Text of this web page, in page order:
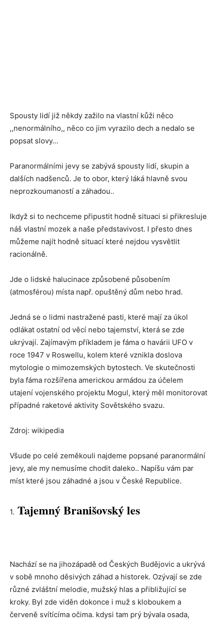
Spousty lidí již někdy zažilo na vlastní kůži něco
,,nenormálního,, něco co jim vyrazilo dech a nedalo se
popsat slovy…
Paranormálními jevy se zabývá spousty lidí, skupin a
dalších nadšenců. Je to obor, který láká hlavně svou
neprozkoumaností a záhadou..
Ikdyž si to nechceme připustit hodně situaci si přikresluje
náš vlastní mozek a naše představivost. I přesto dnes
můžeme najít hodně situací které nejdou vysvětlit
racionálně.
Jde o lidské halucinace způsobené působením
(atmosférou) místa např. opuštěný dům nebo hrad.
Jedná se o lidmi nastražené pasti, které mají za úkol
odlákat ostatní od věcí nebo tajemství, která se zde
ukrývají. Zajímavým příkladem je fáma o havárii UFO v
roce 1947 v Roswellu, kolem které vznikla doslova
mytologie o mimozemských bytostech. Ve skutečnosti
byla fáma rozšířena americkou armádou za účelem
utajení vojenského projektu Mogul, který měl monitorovat
případné raketové aktivity Sovětského svazu.
Zdroj: wikipedia
Všude po celé zeměkouli najdeme popsané paranormální
jevy, ale my nemusíme chodit daleko.. Napíšu vám par
míst které jsou záhadné a jsou v České Republice.
1. Tajemný Branišovský les
Nachází se na jihozápadě od Českých Budějovic a ukrývá
v sobě mnoho děsivých záhad a historek. Ozývají se zde
různé zvláštní melodie, mužský hlas a přibližující se
kroky. Byl zde viděn dokonce i muž s kloboukem a
červeně svítícíma očima. kdysi tam prý bývala osada,